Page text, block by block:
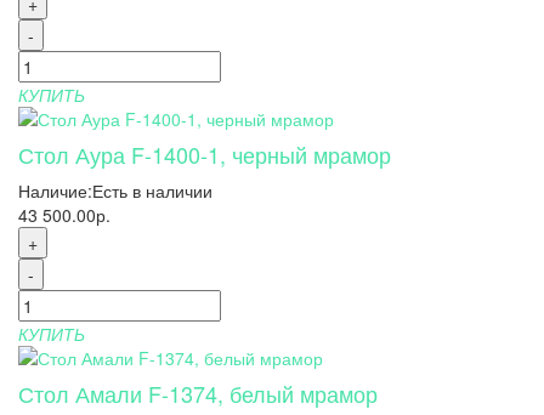
-
КУПИТЬ
Стол Аура F-1400-1, черный мрамор
Наличие:Есть в наличии
43 500.00р.
+
-
КУПИТЬ
Стол Амали F-1374, белый мрамор